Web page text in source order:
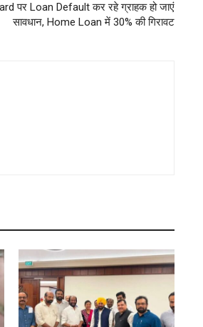
पर Loan Default कर रहे ग्राहक हो जाएं
सावधान, Home Loan में 30% की गिरावट